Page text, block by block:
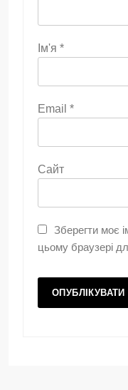
Ім'я *
Email *
Сайт
Зберегти моє
цьому браузері